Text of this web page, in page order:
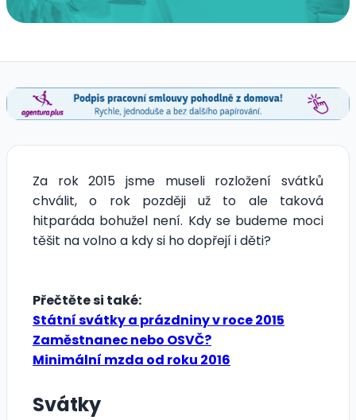
Za rok 2015 jsme museli rozložení svátků
chválit, o rok později už to ale taková
hitparáda bohužel není. Kdy se budeme moci
těšit na volno a kdy si ho dopřejí i děti?
Přečtěte si také:
Státní svátky a prázdniny v roce 2015
Zaměstnanec nebo OSVČ?
Minimální mzda od roku 2016
Svátky